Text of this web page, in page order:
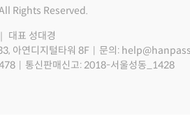
Rights Reserved.
대표 성대경
아연디지털타워 8F
문의:
통신판매신고: 2018-서울성동_1428